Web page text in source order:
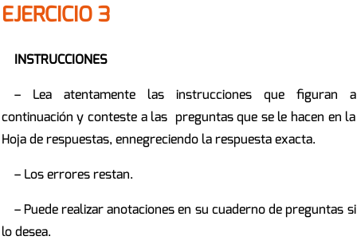
EJERCICIO 3
INSTRUCCIONES
– Lea atentamente las instrucciones que figuran a
continuación y conteste a las preguntas que se le hacen en la
Hoja de respuestas, ennegreciendo la respuesta exacta.
– Los errores restan.
– Puede realizar anotaciones en su cuaderno de preguntas si
lo desea.